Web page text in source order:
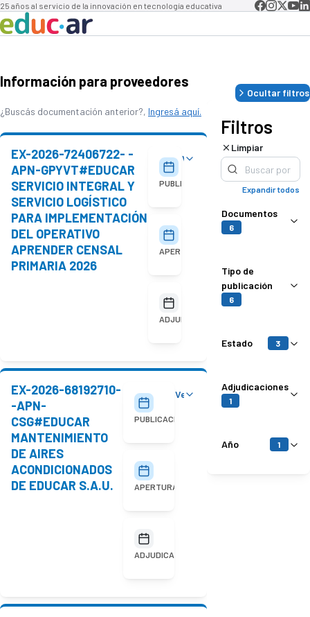
25 años al servicio de la innovación en tecnología educativa
Ocultar filtros
Información para proveedores
¿Buscás documentación anterior?, Ingresá aquí.
EX-2026-72406722- -
APN-GPYVT#EDUCAR
SERVICIO INTEGRAL Y
SERVICIO LOGÍSTICO
PARA IMPLEMENTACIÓN
DEL OPERATIVO
APRENDER CENSAL
PRIMARIA 2026
PUBLICACIÓN
05/08/2026
APERTURA
18/08/2026
ADJUDICACIÓN
No
Ver detalles
EX-2026-68192710-
-APN-
CSG#EDUCAR
MANTENIMIENTO
DE AIRES
ACONDICIONADOS
DE EDUCAR S.A.U.
PUBLICACIÓN
30/07/2026
APERTURA
ADJUDICACIÓN
Ver detalles
Filtros
Limpiar
Expandir todos
Documentos
6
Tipo de
publicación
6
Estado 3
Adjudicaciones
1
Año 1